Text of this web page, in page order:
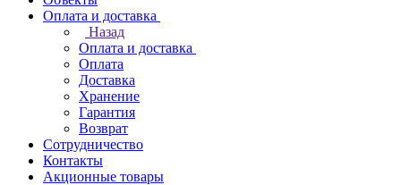
Оплата и доставка
Назад
Оплата и доставка
Оплата
Доставка
Хранение
Гарантия
Возврат
Сотрудничество
Контакты
Акционные товары